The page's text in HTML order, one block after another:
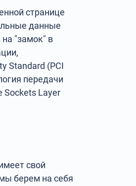
странице
данные
"замок" в
Standard (PCI
передачи
Sockets Layer
свой
берем на себя